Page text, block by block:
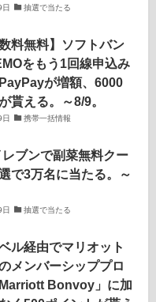
抽選で当たる
数料無料】ソフトバン
をもう1回線申込み
が増額、6000
貰える。～8/9。
携帯一括情報
レブンで副菜無料クー
で3万名に当たる。～
抽選で当たる
ル経由でマリオット
メンバーシッププロ
Bonvoy」に加